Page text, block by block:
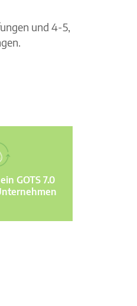
und 4-5,
GOTS 7.0